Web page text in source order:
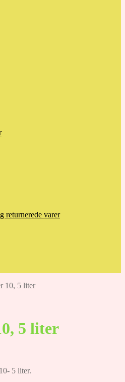
returnerede varer
10, 5 liter
5 liter
5 liter.